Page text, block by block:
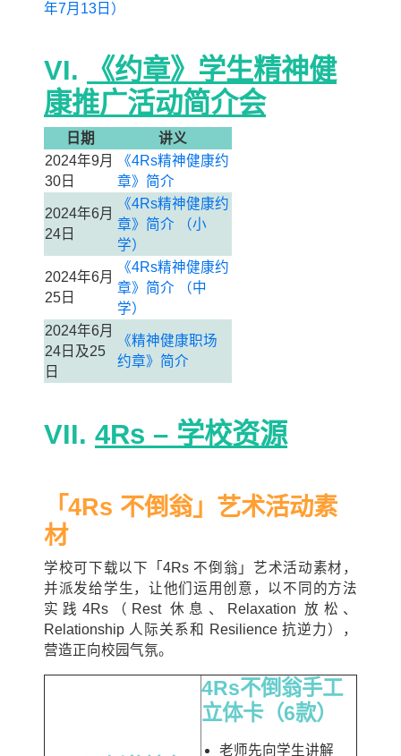
年7月13日）
VI. 《约章》学生精神健
康推广活动简介会
日期
讲义
2024年9月
30日
《4Rs精神健康约
章》简介
2024年6月
24日
《4Rs精神健康约
章》简介 （小
学）
2024年6月
25日
《4Rs精神健康约
章》简介 （中
学）
2024年6月
24日及25
日
《精神健康职场
约章》简介
VII. 4Rs – 学校资源
「4Rs 不倒翁」 艺术活动素
材
学校可下载以下「4Rs 不倒翁」艺术活动素材，
并派发给学生，让他们运用创意，以不同的方法
实践4Rs（Rest 休息、Relaxation 放松、
Relationship 人际关系和 Resilience 抗逆力），
营造正向校园气氛。
4Rs不倒翁手工
立体卡（6款）
老师先向学生讲解